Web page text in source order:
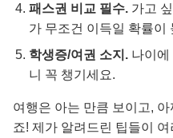
패스권 비교 필수. 가고
가 무조건 이득일 확률이
학생증/여권 소지. 나이
니 꼭 챙기세요.
여행은 아는 만큼 보이고,
죠! 제가 알려드린 팁들이